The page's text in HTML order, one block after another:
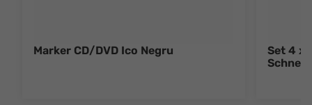
Marker CD/DVD Ico Negru
Set 4 x